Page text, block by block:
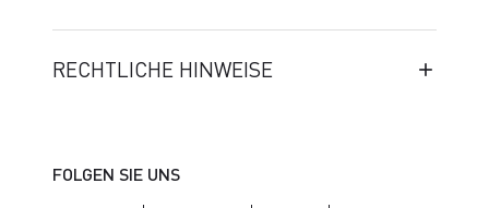
RECHTLICHE HINWEISE
FOLGEN SIE UNS